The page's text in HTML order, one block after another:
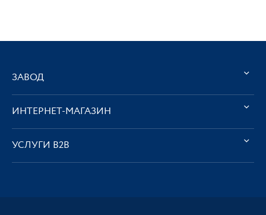
ЗАВОД
ИНТЕРНЕТ-МАГАЗИН
УСЛУГИ В2В